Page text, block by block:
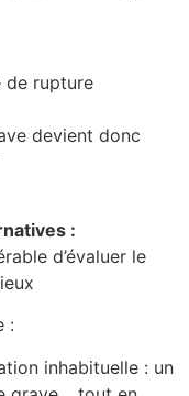
de rupture
devient donc
:
d’évaluer le
:
inhabituelle : un